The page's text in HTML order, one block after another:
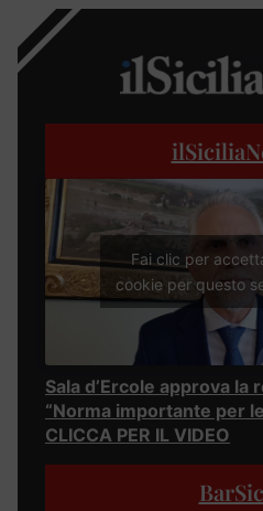
Fai clic per
cookie per questo
Sala d’Ercole approva
“Norma importante per
CLICCA PER IL VIDEO